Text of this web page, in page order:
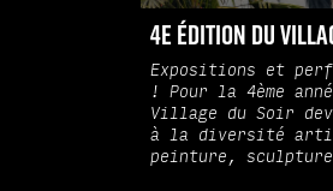
4e édition du
Expositions et
! Pour la 4ème
Village du Soir
à la diversité
peinture,